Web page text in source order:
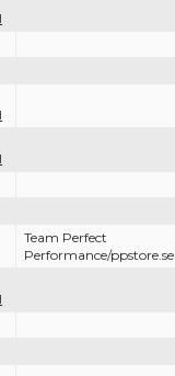
Team Perfect
Performance/ppstore.se